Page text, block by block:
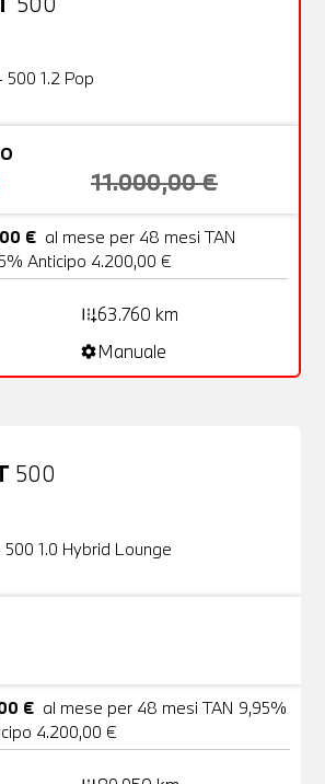
OFFERTA
500 1.2 Pop
11.000,00 €
€ al mese per 48 mesi TAN
Anticipo 4.200,00 €
add_road63.760 km
settingsManuale
500
1.0 Hybrid Lounge
€ al mese per 48 mesi TAN 9,95%
4.200,00 €